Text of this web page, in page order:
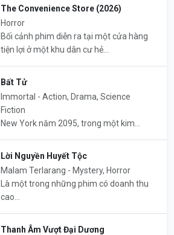
The Convenience Store (2026)
Horror
Bối cảnh phim diễn ra tại một cửa hàng
tiện lợi ở một khu dân cư hẻ...
Bất Tử
Immortal - Action, Drama, Science
Fiction
New York năm 2095, trong một kim...
Lời Nguyền Huyết Tộc
Malam Terlarang - Mystery, Horror
Là một trong những phim có doanh thu
cao...
Thanh Âm Vượt Đại Dương